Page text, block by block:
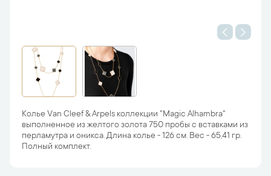
Колье Van Cleef & Arpels коллекции "Magic Alhambra"
выполненное из желтого золота 750 пробы с вставками из
перламутра и оникса. Длина колье - 126 см. Вес - 65,41 гр.
Полный комплект.